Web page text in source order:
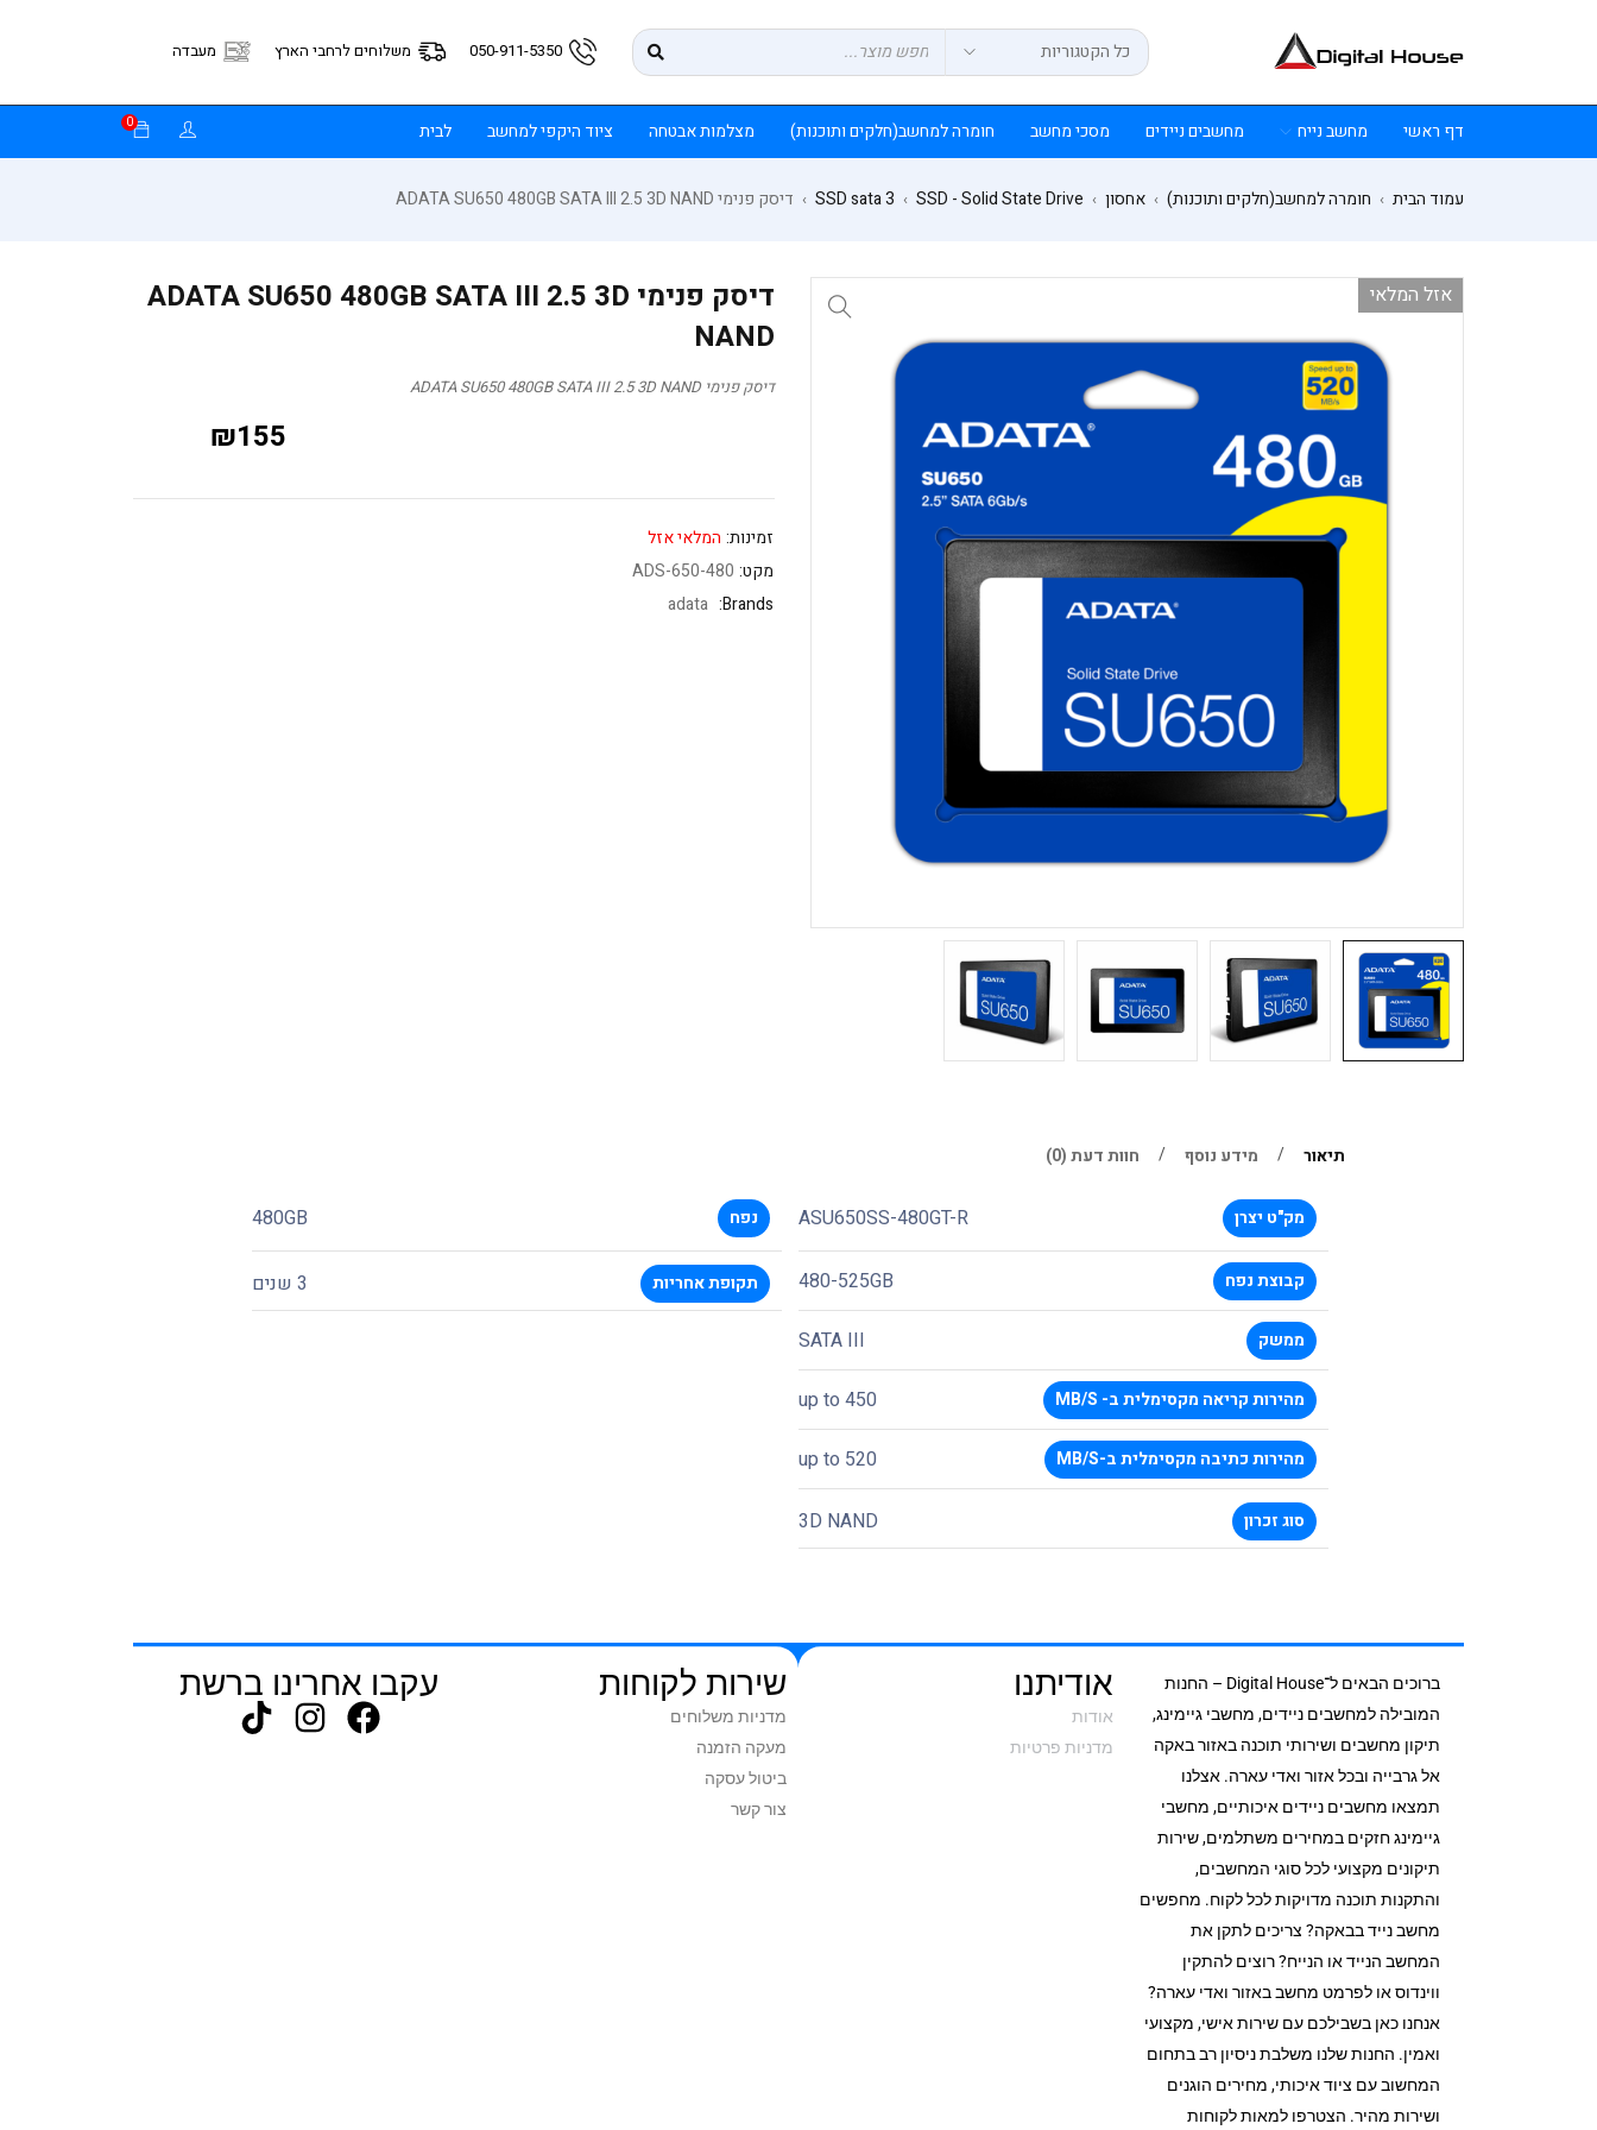
050-911-5350 משלוחים לרחבי הארץ מעבדה
דף ראשי מחשב נייח מחשבים ניידים מסכי מחשב חומרה למחשב(חלקים ותוכנות) מצלמות אבטחה ציוד היקפי למחשב לבית 0
עמוד הבית › חומרה למחשב(חלקים ותוכנות) › אחסון ›
SSD - Solid State Drive
›
SSD sata 3
› דיסק פנימי ADATA SU650 480GB SATA III 2.5 3D NAND
אזל המלאי
דיסק פנימי ADATA SU650 480GB SATA III 2.5 3D
NAND
דיסק פנימי ADATA SU650 480GB SATA III 2.5 3D NAND
₪155
זמינות: המלאי אזל
מקט: ADS-650-480
Brands:
adata
תיאור מידע נוסף חוות דעת (0)
מק"ט יצרן ASU650SS-480GT-R
קבוצת נפח 480-525GB
ממשק SATA III
מהירות קריאה מקסימלית ב- MB/S up to 450
מהירות כתיבה מקסימלית ב-MB/S 520 up to
סוג זכרון 3D NAND
נפח 480GB
תקופת אחריות 3 שנים
ברוכים הבאים ל־Digital House – החנות
המובילה למחשבים ניידים, מחשבי גיימינג,
תיקון מחשבים ושירותי תוכנה באזור באקה
אל גרבייה ובכל אזור ואדי עארה. אצלנו
תמצאו מחשבים ניידים איכותיים, מחשבי
גיימינג חזקים במחירים משתלמים, שירות
תיקונים מקצועי לכל סוגי המחשבים,
והתקנות תוכנה מדויקות לכל לקוח. מחפשים
מחשב נייד בבאקה? צריכים לתקן את
המחשב הנייד או הנייח? רוצים להתקין
ווינדוס או לפרמט מחשב באזור ואדי עארה?
אנחנו כאן בשבילכם עם שירות אישי, מקצועי
ואמין. החנות שלנו משלבת ניסיון רב בתחום
המחשוב עם ציוד איכותי, מחירים הוגנים
ושירות מהיר. הצטרפו למאות לקוחות
אודיתנו
אודות
מדניות פרטיות
שירות לקוחות
מדניות משלוחים
מעקה הזמנה
ביטול עסקה
צור קשר
עקבו אחרינו ברשת